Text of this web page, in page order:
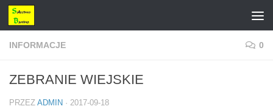
Przejdź do treści
INFORMACJE 0
ZEBRANIE WIEJSKIE
PRZEZ ADMIN · 2017-09-18